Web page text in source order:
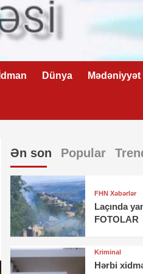
İdman Dünya Mədəniyyət
Ən son Popular
FHN Xəbərlər
Laçında
FOTOLAR
Kriminal
Hərbi